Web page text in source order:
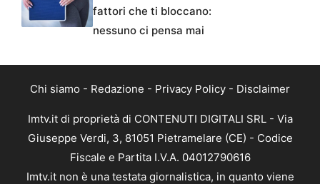
fattori che ti bloccano:
nessuno ci pensa mai
Chi siamo - Redazione - Privacy Policy - Disclaimer
Imtv.it di proprietà di CONTENUTI DIGITALI SRL - Via
Giuseppe Verdi, 3, 81051 Pietramelare (CE) - Codice
Fiscale e Partita I.V.A. 04012790616
Imtv.it non è una testata giornalistica, in quanto viene